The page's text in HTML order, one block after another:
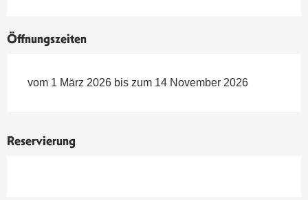
Öffnungszeiten
vom 1 März 2026 bis zum 14 November 2026
Reservierung